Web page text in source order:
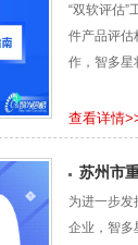
“双软评估”
件产品评估
作，智多星
查看详情
苏州市
为进一步
企业，智多